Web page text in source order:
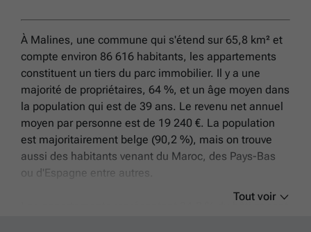
À Malines, une commune qui s'étend sur 65,8 km² et
compte environ 86 616 habitants, les appartements
constituent un tiers du parc immobilier. Il y a une
majorité de propriétaires, 64 %, et un âge moyen dans
la population qui est de 39 ans. Le revenu net annuel
moyen par personne est de 19 240 €. La population
est majoritairement belge (90,2 %), mais on trouve
aussi des habitants venant du Maroc, des Pays-Bas
ou d'Espagne entre autres.
Tout voir